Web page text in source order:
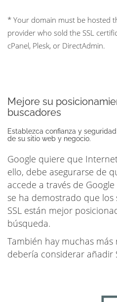
* Your domain must be hosted
provider who sold the SSL
cPanel, Plesk, or DirectAdmin.
Mejore su
buscadores
Establezca confianza y
de su sitio web y negocio.
Google quiere que
ello, debe asegurarse de
accede a través de
se ha demostrado que los
SSL están mejor
búsqueda.
También hay muchas
debería considerar añadir